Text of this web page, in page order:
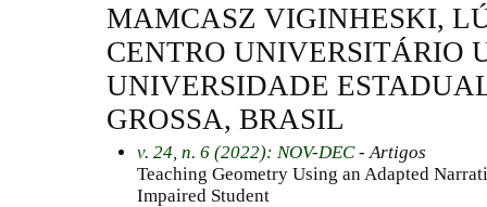
MAMCASZ VIGINHESKI,
CENTRO UNIVERSITÁRIO
UNIVERSIDADE
GROSSA, BRASIL
v. 24, n. 6 (2022): NOV-DEC- Artigos
Teaching Geometry Using an Adapted
Impaired Student